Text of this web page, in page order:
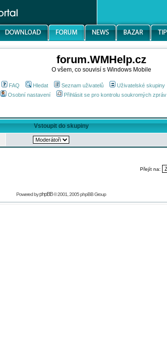
forum.WMHelp.cz
O všem, co souvisí s Windows Mobile
FAQ Hledat Seznam uživatelů Uživatelské skupiny
Osobní nastavení
Přihlásit se pro kontrolu soukromých zpráv
Vstoupit do skupiny
Přejít na:
Powered byphpBB© 2001, 2005 phpBB Group